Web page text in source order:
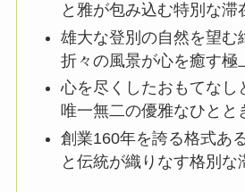
と雅が包み込む特別な滞
雄大な登別の自然を望む
折々の風景が心を癒す極
心を尽くしたおもてなし
唯一無二の優雅なひとと
創業160年を誇る格式あ
と伝統が織りなす格別な